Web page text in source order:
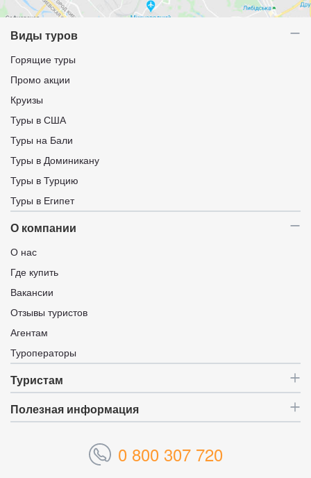
Виды туров
Горящие туры
Промо акции
Круизы
Туры в США
Туры на Бали
Туры в Доминикану
Туры в Турцию
Туры в Египет
О компании
О нас
Где купить
Вакансии
Отзывы туристов
Агентам
Туроператоры
Туристам
Полезная информация
0 800 307 720